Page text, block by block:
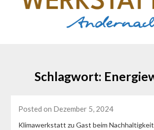
Schlagwort:
Posted on Dezember 5, 2024
Klimawerkstatt zu Gast beim